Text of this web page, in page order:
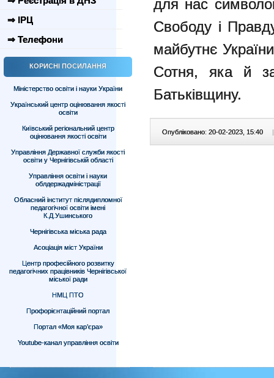
⇒ ІРЦ
⇒ Телефони
КОРИСНІ ПОСИЛАННЯ
Міністерство освіти і науки України
Український центр оцінювання якості
освіти
Київський регіональний центр
оцінювання якості освіти
Управління Державної служби якості
освіти у Чернігівській області
Управління освіти і науки
облдержадміністрації
Обласний інститут післядипломної
педагогічної освіти імені
К.Д.Ушинського
Чернігівська міська рада
Асоціація міст України
Центр професійного розвитку
педагогічних працівників Чернігівської
міської ради
НМЦ ПТО
Профорієнтаційний портал
Портал «Моя кар’єра»
Youtube-канал управління освіти
для нас
Свободу і
майбутнє
Сотня, яка й
Батьківщину.
Опубліковано: 20-02-2023, 15:40 |